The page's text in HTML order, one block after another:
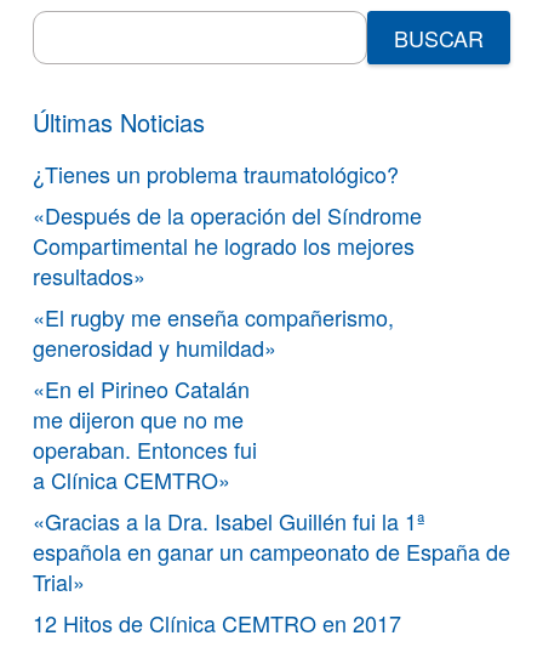
Search
for:
Últimas Noticias
¿Tienes un problema traumatológico?
«Después de la operación del Síndrome
Compartimental he logrado los mejores
resultados»
«El rugby me enseña compañerismo,
generosidad y humildad»
«En el Pirineo Catalán
me dijeron que no me
operaban. Entonces fui
a Clínica CEMTRO»
«Gracias a la Dra. Isabel Guillén fui la 1ª
española en ganar un campeonato de España de
Trial»
12 Hitos de Clínica CEMTRO en 2017